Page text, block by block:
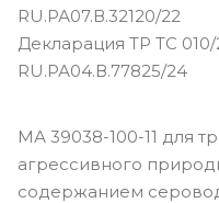
RU.РА07.В.32120/22
Декларация ТР ТС
RU.РА04.В.77825/24
МА 39038-100-11 для
агрессивного
содержанием